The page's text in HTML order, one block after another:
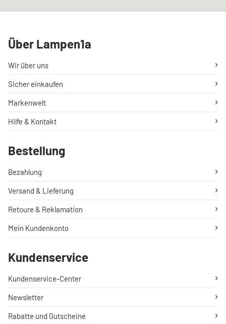
Über Lampen1a
Wir über uns
Sicher einkaufen
Markenwelt
Hilfe & Kontakt
Bestellung
Bezahlung
Versand & Lieferung
Retoure & Reklamation
Mein Kundenkonto
Kundenservice
Kundenservice-Center
Newsletter
Rabatte und Gutscheine